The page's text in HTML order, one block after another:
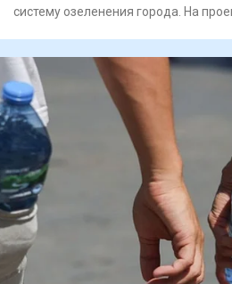
систему озеленения города. На